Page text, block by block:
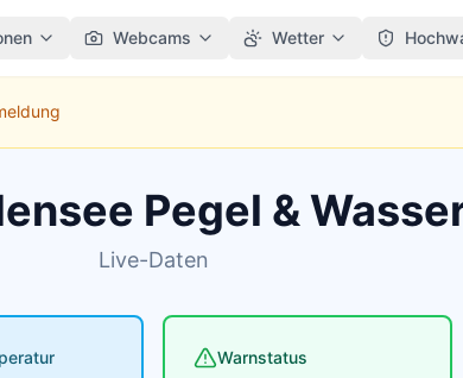
Webcams Wetter
Pegel &
Live-Daten
Warnstatus